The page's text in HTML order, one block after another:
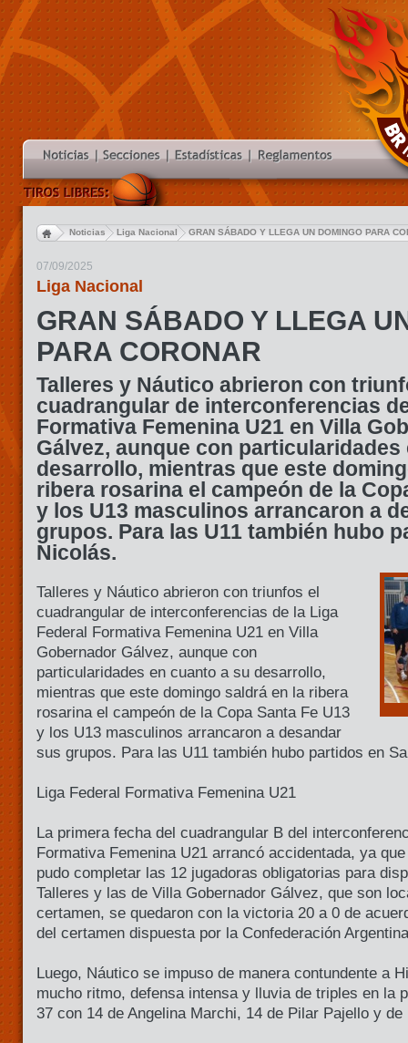
Noticias Liga Nacional GRAN SÁBADO Y LLEGA UN DOMINGO PARA
07/09/2025
Liga Nacional
GRAN SÁBADO Y LLEGA
PARA CORONAR
Talleres y Náutico abrieron con
cuadrangular de interconferencias
Formativa Femenina U21 en Villa
Gálvez, aunque con particularidades
desarrollo, mientras que este
ribera rosarina el campeón de la
y los U13 masculinos arrancaron a
grupos. Para las U11 también hubo
Nicolás.
Talleres y Náutico abrieron con triunfos el
cuadrangular de interconferencias de la Liga
Federal Formativa Femenina U21 en Villa
Gobernador Gálvez, aunque con
particularidades en cuanto a su desarrollo,
mientras que este domingo saldrá en la ribera
rosarina el campeón de la Copa Santa Fe U13
y los U13 masculinos arrancaron a desandar
sus grupos. Para las U11 también hubo partidos en
Liga Federal Formativa Femenina U21
La primera fecha del cuadrangular B del
Formativa Femenina U21 arrancó accidentada, ya
pudo completar las 12 jugadoras obligatorias para
Talleres y las de Villa Gobernador Gálvez, que son
certamen, se quedaron con la victoria 20 a 0 de
del certamen dispuesta por la Confederación
Luego, Náutico se impuso de manera contundente a
mucho ritmo, defensa intensa y lluvia de triples en la
37 con 14 de Angelina Marchi, 14 de Pilar Pajello y